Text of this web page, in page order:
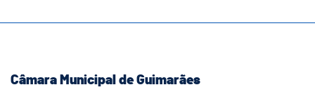
Câmara Municipal de Guimarães